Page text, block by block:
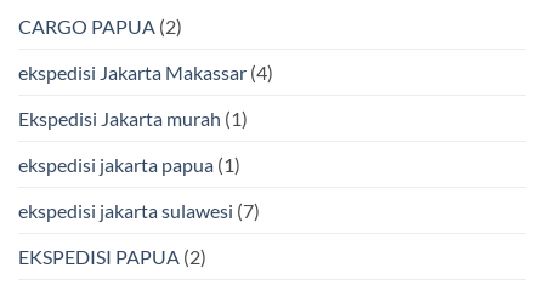
&
Laut
BMP
CARGO PAPUA (2)
ekspedisi Jakarta Makassar (4)
Ekspedisi Jakarta murah (1)
ekspedisi jakarta papua (1)
ekspedisi jakarta sulawesi (7)
EKSPEDISI PAPUA (2)